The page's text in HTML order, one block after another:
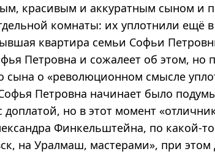
красивым и аккуратным сыном и
комнаты: их уплотнили ещё
квартира семьи Софьи
Петровна и сожалеет об этом, но
сына о «революционном смысле
Петровна начинает было
но в этот момент
Финкельштейна, по какой-то
на Уралмаш, мастерами», при этом